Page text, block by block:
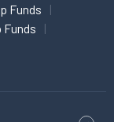
Funds
Funds